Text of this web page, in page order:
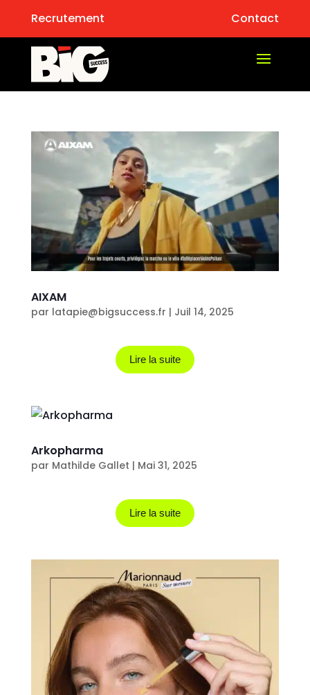
Recrutement Contact
AIXAM
par latapie@bigsuccess.fr | Juil 14, 2025
Lire la suite
Arkopharma
par Mathilde Gallet | Mai 31, 2025
Lire la suite